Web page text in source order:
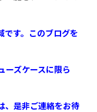
です。このブログを
ーズケースに限ら
、是非ご連絡をお待